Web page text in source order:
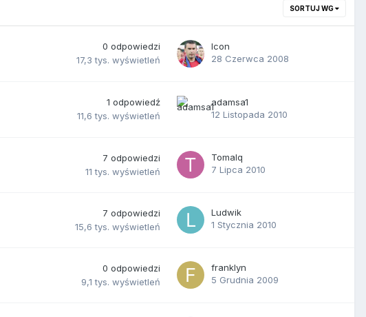
SORTUJ WG
0 odpowiedzi
17,3 tys. wyświetleń
Icon
28 Czerwca 2008
1 odpowiedź
11,6 tys. wyświetleń
adamsa1
12 Listopada 2010
7 odpowiedzi
11 tys. wyświetleń
Tomalq
7 Lipca 2010
7 odpowiedzi
15,6 tys. wyświetleń
Ludwik
1 Stycznia 2010
0 odpowiedzi
9,1 tys. wyświetleń
franklyn
5 Grudnia 2009